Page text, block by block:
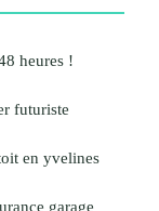
heures !
futuriste
en yvelines
garage